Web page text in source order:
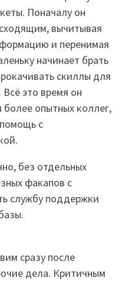
Поначалу он
вычитывая
и перенимая
начинает брать
скиллы для
это время он
опытных коллег,
с
без отдельных
факапов с
службу поддержки
сразу после
дела. Критичным